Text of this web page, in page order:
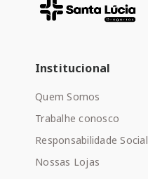
Institucional
Quem Somos
Trabalhe conosco
Responsabilidade Social
Nossas Lojas